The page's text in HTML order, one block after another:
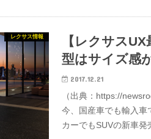
レクサス情報
【レクサス
型はサイズ感
2017.12.21
（出典：https://
今、国産車でも輸入車
カーでもSUVの新車